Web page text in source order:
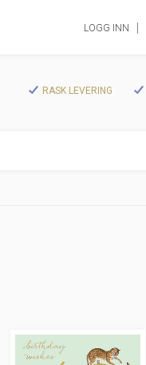
LOGG INN
RASK LEVERING